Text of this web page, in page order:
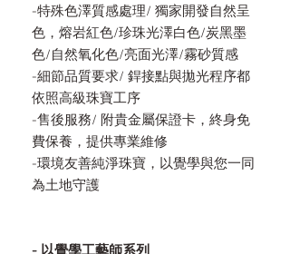
-特殊色澤質感處理/ 獨家開發自然呈
色，熔岩紅色/珍珠光澤白色/炭黑墨
色/自然氧化色/亮面光澤/霧砂質感
-細節品質要求/ 銲接點與拋光程序都
依照高級珠寶工序
-售後服務/ 附貴金屬保證卡，終身免
費保養，提供專業維修
-環境友善純淨珠寶，以覺學與您一同
為土地守護